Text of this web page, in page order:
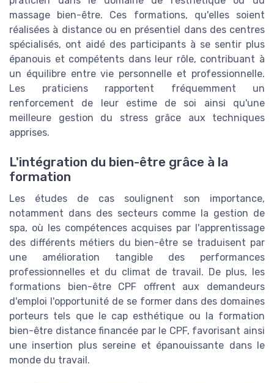
massage bien-être. Ces formations, qu'elles soient
réalisées à distance ou en présentiel dans des centres
spécialisés, ont aidé des participants à se sentir plus
épanouis et compétents dans leur rôle, contribuant à
un équilibre entre vie personnelle et professionnelle.
Les praticiens rapportent fréquemment un
renforcement de leur estime de soi ainsi qu'une
meilleure gestion du stress grâce aux techniques
apprises.
L'intégration du bien-être grâce à la
formation
Les études de cas soulignent son importance,
notamment dans des secteurs comme la gestion de
spa, où les compétences acquises par l'apprentissage
des différents métiers du bien-être se traduisent par
une amélioration tangible des performances
professionnelles et du climat de travail. De plus, les
formations bien-être CPF offrent aux demandeurs
d'emploi l'opportunité de se former dans des domaines
porteurs tels que le cap esthétique ou la formation
bien-être distance financée par le CPF, favorisant ainsi
une insertion plus sereine et épanouissante dans le
monde du travail.